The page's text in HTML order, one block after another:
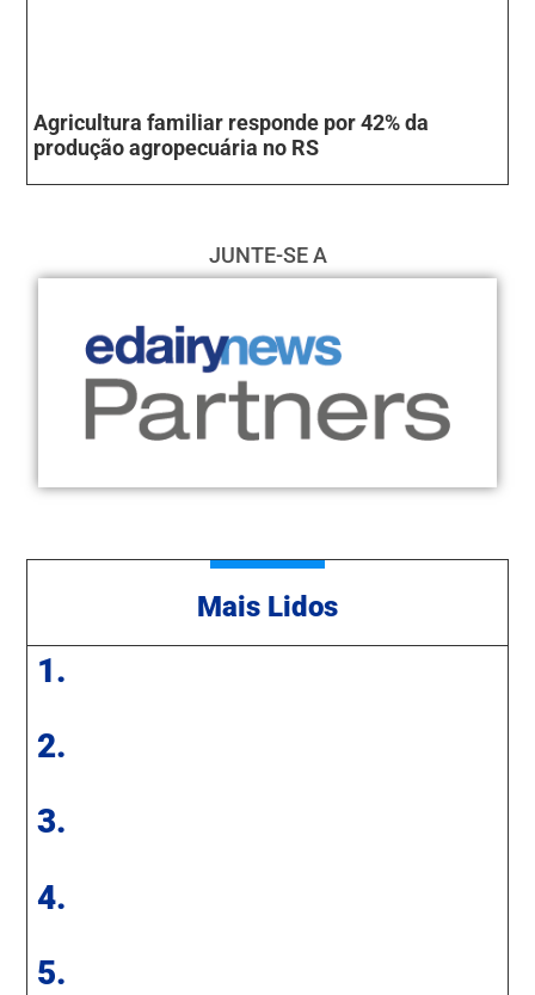
Agricultura familiar responde por 42% da
produção agropecuária no RS
JUNTE-SE A
Mais Lidos
1.
2.
3.
4.
5.